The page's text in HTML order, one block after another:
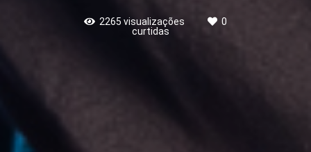
2265 visualizações
0
curtidas